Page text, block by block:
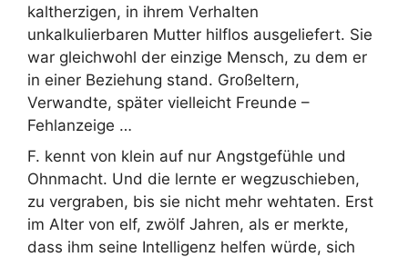
kaltherzigen, in ihrem Verhalten
unkalkulierbaren Mutter hilflos ausgeliefert. Sie
war gleichwohl der einzige Mensch, zu dem er
in einer Beziehung stand. Großeltern,
Verwandte, später vielleicht Freunde –
Fehlanzeige …
F. kennt von klein auf nur Angstgefühle und
Ohnmacht. Und die lernte er wegzuschieben,
zu vergraben, bis sie nicht mehr wehtaten. Erst
im Alter von elf, zwölf Jahren, als er merkte,
dass ihm seine Intelligenz helfen würde, sich